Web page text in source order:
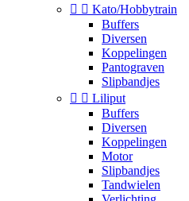
  Kato/Hobbytrain
Buffers
Diversen
Koppelingen
Pantograven
Slipbandjes
  Liliput
Buffers
Diversen
Koppelingen
Motor
Slipbandjes
Tandwielen